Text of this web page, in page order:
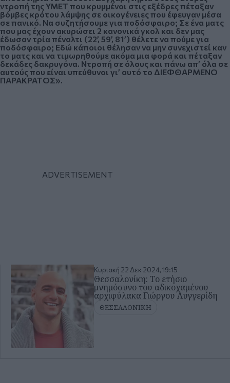
ντροπή της ΥΜΕΤ που κρυμμένοι στις εξέδρες πέταξαν
βόμβες κρότου λάμψης σε οικογένειες που έφευγαν μέσα
σε πανικό. Να συζητήσουμε για ποδόσφαιρο; Σε ένα ματς
που μας έχουν ακυρώσει 2 κανονικά γκολ και δεν μας
έδωσαν τρία πέναλτι (22’, 59’, 81’) θέλετε να πούμε για
ποδόσφαιρο; Εδώ κάποιοι θέλησαν να μην συνεχιστεί καν
το ματς και να τιμωρηθούμε ακόμα μια φορά και πέταξαν
δεκάδες δακρυγόνα. Ντροπή σε όλους και πάνω απ’ όλα σε
αυτούς που είναι υπεύθυνοι γι’ αυτό το ΔΙΕΦΘΑΡΜΕΝΟ
ΠΑΡΑΚΡΑΤΟΣ».
Κυριακή 22 Δεκ 2024, 19:15
Θεσσαλονίκη: Το ετήσιο
μνημόσυνο του αδικοχαμένου
αρχιφύλακα Γιώργου Λυγγερίδη
ΘΕΣΣΑΛΟΝΙΚΗ